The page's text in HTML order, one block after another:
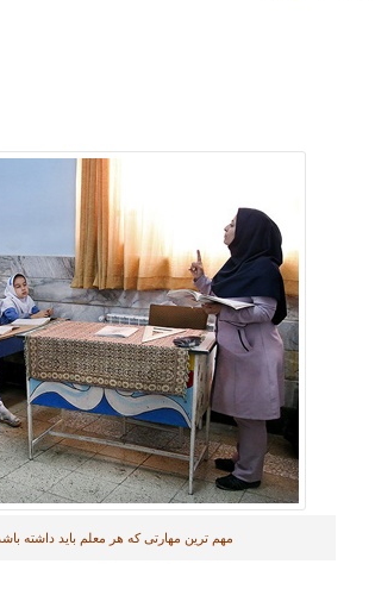
مهم ترین مهارتی که هر معلم باید داشته